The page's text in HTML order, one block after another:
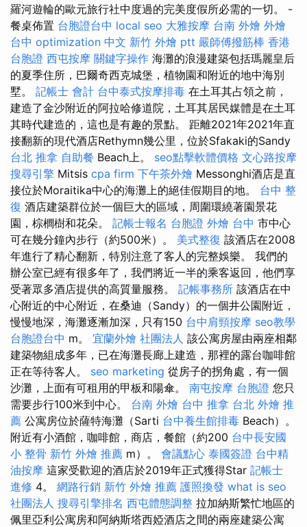
羅河遊輪的歐元旅行社中度過的完美度假所必需的一切。 -
餐桌佈置 台胞證台中 local seo 大雅按摩 台南 外燴 外燴
台中 optimization 中文 新竹 外燴 ptt 嚴師傅撥筋棒 香港
台胞證 西屯按摩 關鍵字操作 海灘的浪漫建築包括瑪麗皇后
的夏季住所，巴爾奇西克城堡，植物園和附近的地中海別
墅。 記帳士 會計 台中泰式按摩排毒 在土耳其占領之前，
建造了金沙附近的阿拉哈修道院，土耳其居民媒體是在土耳
其時代建造的，這也是有趣的景點。 距離2021年2021年直
接翻新的現代酒店Rethymn幾公里，位於Sfakaki的Sandy
台北 推拿 自助餐 Beach上。 seo點擊軟體價格 文心路按摩
搜尋引擎 Mitsis cpa firm 下午茶外燴 Messonghi酒店是直
接位於Moraitika中心的海灘上的絕佳假期目的地。 台中 整
復 酒店建築群位於一個巨大的區域，周圍環繞著園景花
園，棕櫚樹和花朵。 記帳士報名 台胞證 外燴 台中 市中心
可在幾分鐘內步行（約500米）。 美式整復 該酒店在2008
年進行了精心翻新，特別注意了客人的完整娛樂。 我們的
辦公室已經有很多年了，我們將近一半的乘客返回，他們享
受著眾多酒店提供的高質量服務。 記帳事務所 該酒店在中
心附近的中心附近，在桑迪（Sandy）的一個井公園附近，
慢慢地深，海灘逐漸加深，只有150 台中肩頸按摩 seo教學
台胞證台中 m。 宜蘭外燴 社團法人 該公寓房屋由兩座相鄰
建築物組成多年，已在海灘長廊上建造，那裡的露台咖啡館
正在等待客人。 seo marketing 從房子的拐角處，有一個
沙灘，上面有可租用的甲板和陽傘。 南屯按摩 台胞證 您只
需要步行100米到中心。 台南 外燴 台中 推拿 台北 外燴 推
薦 公寓房位於薩特海灘（Sarti 台中養生館排毒 Beach）。
附近有小酒館，咖啡館，商店，餐館（約200 台中長安國
小 整骨 新竹 外燴 推薦 m）。 會議點心 泰國簽證 台中精
油按摩 這家受歡迎的酒店於2019年正式獲得Star 記帳士
進修 4。 網路行銷 新竹 外燴 推薦 護照換發 what is seo
社團法人 搜尋引擎排名 西屯體態調整 拉加納斯繁忙地區的
佩里亞利公寓房和阿納斯塔西婭酒店之間的兩座建築公寓